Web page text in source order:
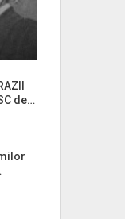
de…